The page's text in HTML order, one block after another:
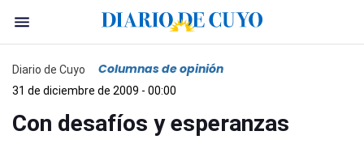
Diario de Cuyo Columnas de opinión
31 de diciembre de 2009 - 00:00
Con desafíos y esperanzas